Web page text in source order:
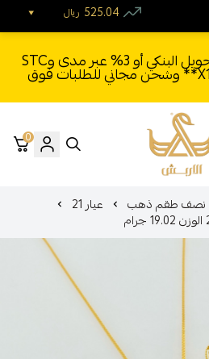
خصم يصل إلى 7.5% بالتحويل البنكي أو 3% عبر مدى وSTC
Pay + خصم بكود **X123** وشحن مجاني للطلبات فوق
للذهب
0
نصف طقم ذهب عيار 21
ريال 525.04